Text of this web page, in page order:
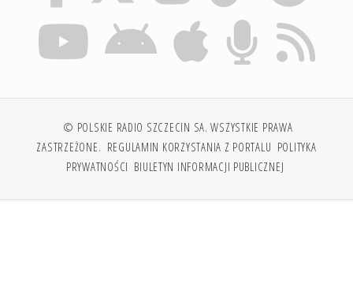
© POLSKIE RADIO SZCZECIN SA. WSZYSTKIE PRAWA
ZASTRZEŻONE. REGULAMIN KORZYSTANIA Z PORTALU POLITYKA
PRYWATNOŚCI BIULETYN INFORMACJI PUBLICZNEJ